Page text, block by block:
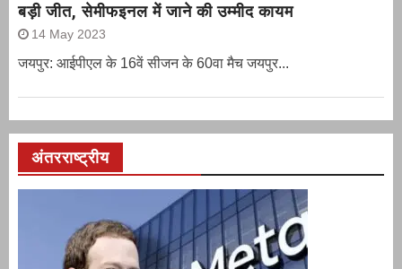
बड़ी जीत, सेमीफइनल में जाने की उम्मीद कायम
14 May 2023
जयपुर: आईपीएल के 16वें सीजन के 60वा मैच जयपुर...
अंतरराष्ट्रीय